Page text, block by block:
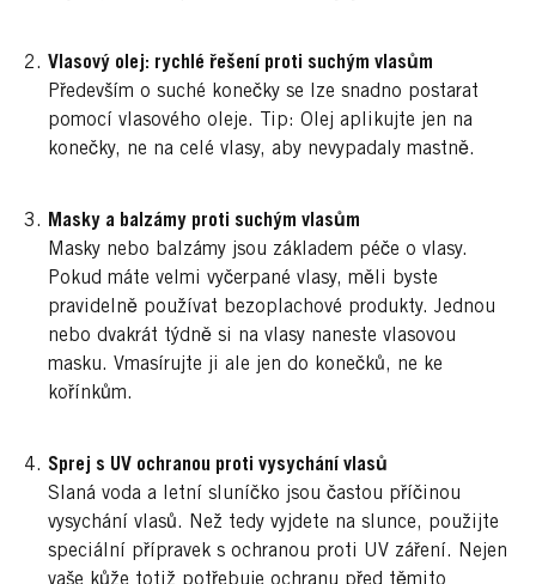
Vlasový olej: rychlé řešení proti suchým vlasům
Především o suché konečky se lze snadno postarat
pomocí vlasového oleje. Tip: Olej aplikujte jen na
konečky, ne na celé vlasy, aby nevypadaly mastně.
Masky a balzámy proti suchým vlasům
Masky nebo balzámy jsou základem péče o vlasy.
Pokud máte velmi vyčerpané vlasy, měli byste
pravidelně používat bezoplachové produkty. Jednou
nebo dvakrát týdně si na vlasy naneste vlasovou
masku. Vmasírujte ji ale jen do konečků, ne ke
kořínkům.
Sprej s UV ochranou proti vysychání vlasů
Slaná voda a letní sluníčko jsou častou příčinou
vysychání vlasů. Než tedy vyjdete na slunce, použijte
speciální přípravek s ochranou proti UV záření. Nejen
vaše kůže totiž potřebuje ochranu před těmito